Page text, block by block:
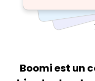
Boomi est un